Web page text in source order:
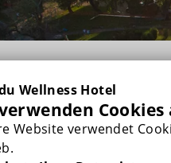
Wellness Hotel
Website verwendet
BALKON